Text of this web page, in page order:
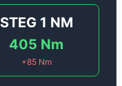
STEG 1 NM
405 Nm
+85Nm